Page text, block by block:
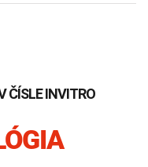
ČÍSLE INVITRO